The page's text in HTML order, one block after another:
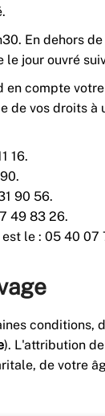
En dehors
le jour ouvré
en compte votre
de vos droits à
16.
90 56.
49 83 26.
le : 05 40 07
conditions,
). L'attribution
de votre